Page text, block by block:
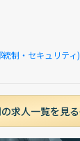
制・セキュリティ)
求人一覧を見る